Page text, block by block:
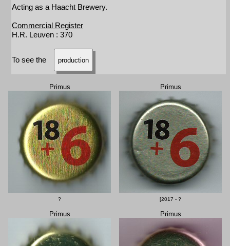
Acting as a Haacht Brewery.
Commercial Register
H.R. Leuven : 370
To see the production
Primus
?
Primus
[2017 - ?
Primus Primus